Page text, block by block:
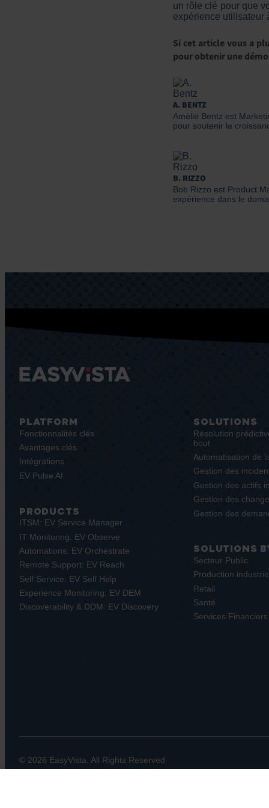
un rôle clé pour que
expérience utilisateur
Si cet article vous a
pourobtenir une
A. BENTZ
Amélie Bentz est
pour soutenir la
B. RIZZO
Bob Rizzo est Product
expérience dans le
PLATFORM
Fonctionnalités clés
Avantages clés
Intégrations
EV Pulse AI
PRODUCTS
ITSM: EV Service Manager
IT Monitoring: EV Observe
Automations: EV Orchestrate
Remote Support: EV Reach
Self Service: EV Self Help
Experience Monitoring: EV DEM
Discoverability & DDM: EV Discovery
SOLUTIONS
Résolution
bout
Automatisation de
Gestion des
Gestion des actifs
Gestion des
Gestion des
SOLUTIONS
Secteur Public
Production
Retail
Santé
Services Financiers
© 2026 EasyVista. All Rights Reserved